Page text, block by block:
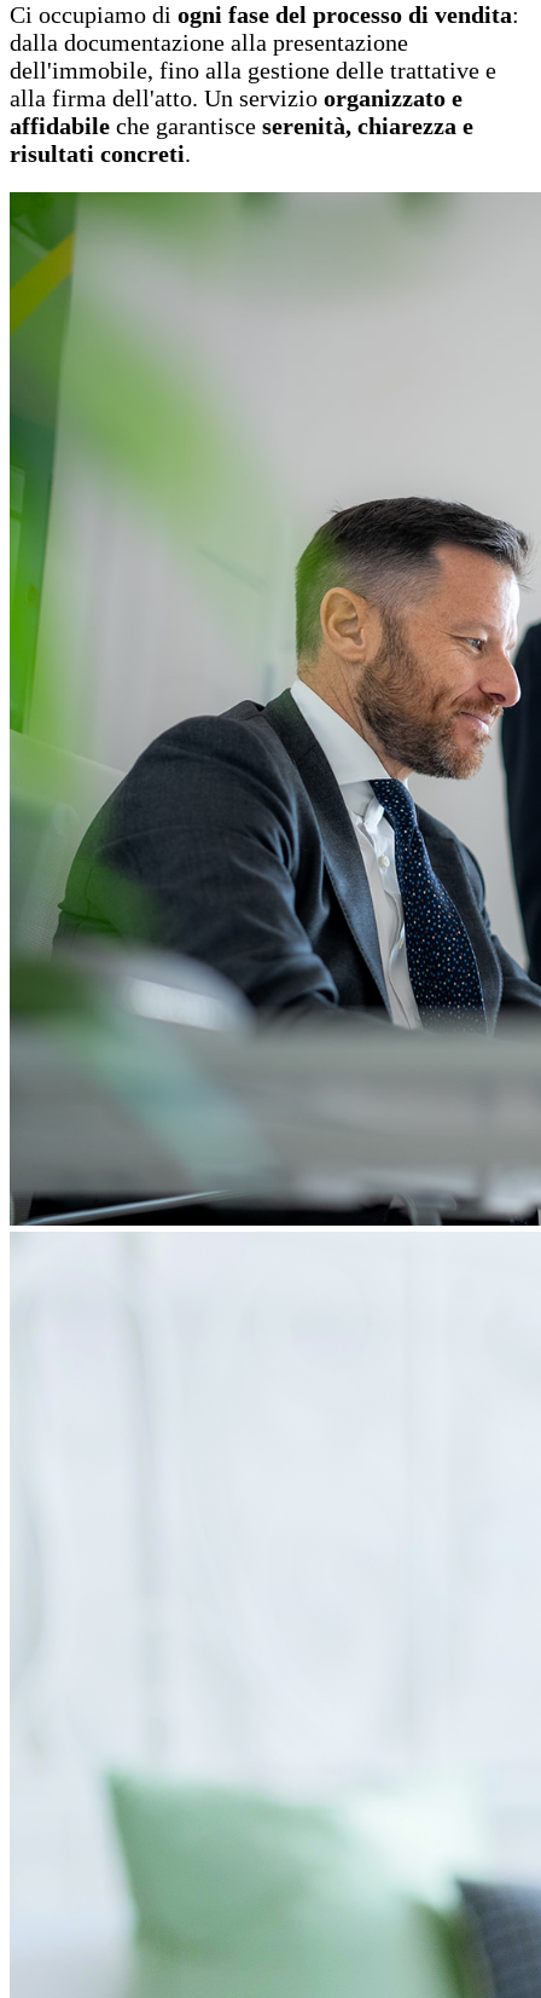
Ci occupiamo di ogni fase del processo di vendita:
dalla documentazione alla presentazione
dell'immobile, fino alla gestione delle trattative e
alla firma dell'atto. Un servizio organizzato e
affidabile che garantisce serenità, chiarezza e
risultati concreti.